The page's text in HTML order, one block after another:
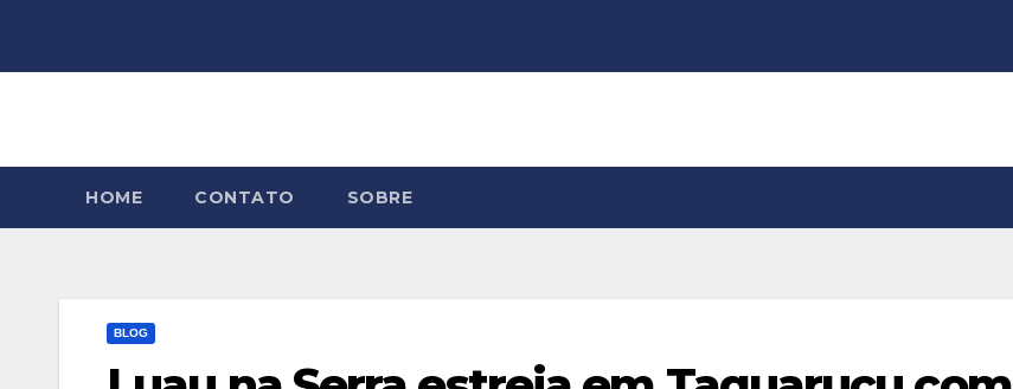
HOME CONTATO SOBRE
BLOG